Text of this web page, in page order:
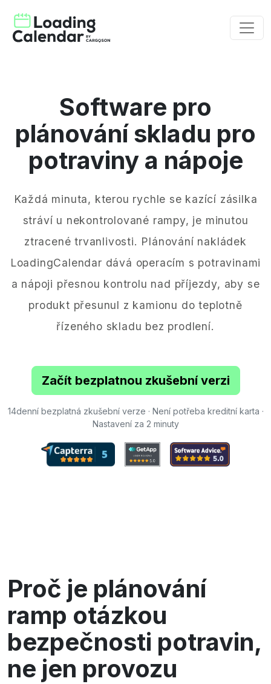
Software pro
plánování skladu pro
potraviny a nápoje
Každá minuta, kterou rychle se kazící zásilka
stráví u nekontrolované rampy, je minutou
ztracené trvanlivosti. Plánování nakládek
LoadingCalendar dává operacím s potravinami
a nápoji přesnou kontrolu nad příjezdy, aby se
produkt přesunul z kamionu do teplotně
řízeného skladu bez prodlení.
Začít bezplatnou zkušební verzi
14denní bezplatná zkušební verze · Není potřeba kreditní karta ·
Nastavení za 2 minuty
Proč je plánování
ramp otázkou
bezpečnosti potravin,
ne jen provozu